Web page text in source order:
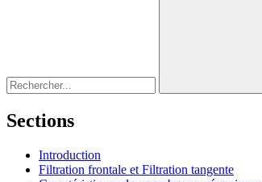
Sections
Introduction
Filtration frontale et Filtration tangente